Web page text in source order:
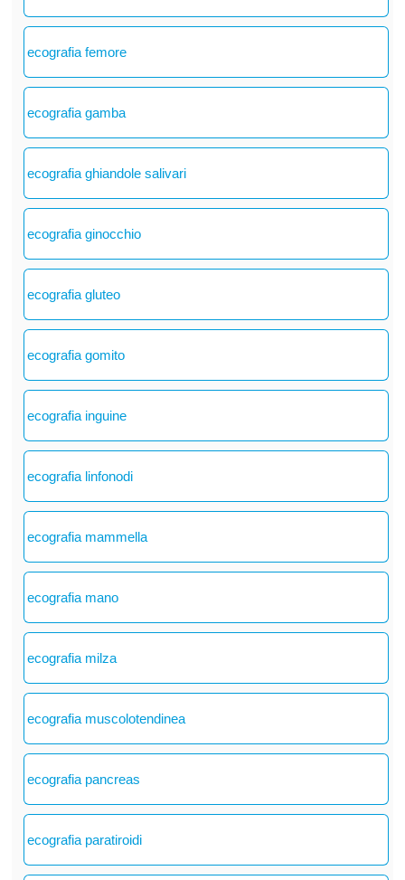
ecografia femore
ecografia gamba
ecografia ghiandole salivari
ecografia ginocchio
ecografia gluteo
ecografia gomito
ecografia inguine
ecografia linfonodi
ecografia mammella
ecografia mano
ecografia milza
ecografia muscolotendinea
ecografia pancreas
ecografia paratiroidi